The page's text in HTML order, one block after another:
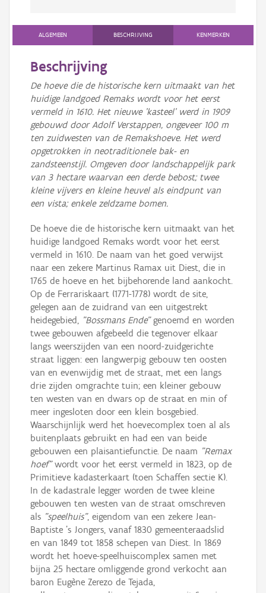
ALGEMEEN BESCHRIJVING KENMERKEN
Beschrijving
De hoeve die de historische kern uitmaakt van het
huidige landgoed Remaks wordt voor het eerst
vermeld in 1610. Het nieuwe 'kasteel' werd in 1909
gebouwd door Adolf Verstappen, ongeveer 100 m
ten zuidwesten van de Remakshoeve. Het werd
opgetrokken in neotraditionele bak- en
zandsteenstijl. Omgeven door landschappelijk park
van 3 hectare waarvan een derde bebost; twee
kleine vijvers en kleine heuvel als eindpunt van
een vista; enkele zeldzame bomen.
De hoeve die de historische kern uitmaakt van het
huidige landgoed Remaks wordt voor het eerst
vermeld in 1610. De naam van het goed verwijst
naar een zekere Martinus Ramax uit Diest, die in
1765 de hoeve en het bijbehorende land aankocht.
Op de Ferrariskaart (1771-1778) wordt de site,
gelegen aan de zuidrand van een uitgestrekt
heidegebied, "Bossmans Ende"genoemd en worden
twee gebouwen afgebeeld die tegenover elkaar
langs weerszijden van een noord-zuidgerichte
straat liggen: een langwerpig gebouw ten oosten
van en evenwijdig met de straat, met een langs
drie zijden omgrachte tuin; een kleiner gebouw
ten westen van en dwars op de straat en min of
meer ingesloten door een klein bosgebied.
Waarschijnlijk werd het hoevecomplex toen al als
buitenplaats gebruikt en had een van beide
gebouwen een plaisantiefunctie. De naam "Remax
hoef"wordt voor het eerst vermeld in 1823, op de
Primitieve kadasterkaart (toen Schaffen sectie K).
In de kadastrale legger worden de twee kleine
gebouwen ten westen van de straat omschreven
als "speelhuis", eigendom van een zekere Jean-
Baptiste 's Jongers, vanaf 1830 gemeenteraadslid
en van 1849 tot 1858 schepen van Diest. In 1869
wordt het hoeve-speelhuiscomplex samen met
bijna 25 hectare omliggende grond verkocht aan
baron Eugène Zerezo de Tejada,